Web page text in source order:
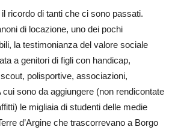
ricordo di tanti che ci sono passati.
di locazione, uno dei pochi
la testimonianza del valore sociale
a genitori di figli con handicap,
polisportive, associazioni,
cui sono da aggiungere (non rendicontate
le migliaia di studenti delle medie
d’Argine che trascorrevano a Borgo